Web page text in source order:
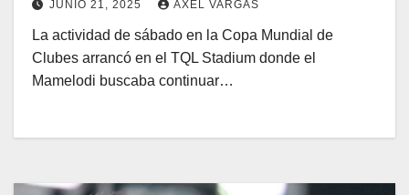
JUNIO 21, 2025 AXEL VARGAS
La actividad de sábado en la Copa Mundial de
Clubes arrancó en el TQL Stadium donde el
Mamelodi buscaba continuar…